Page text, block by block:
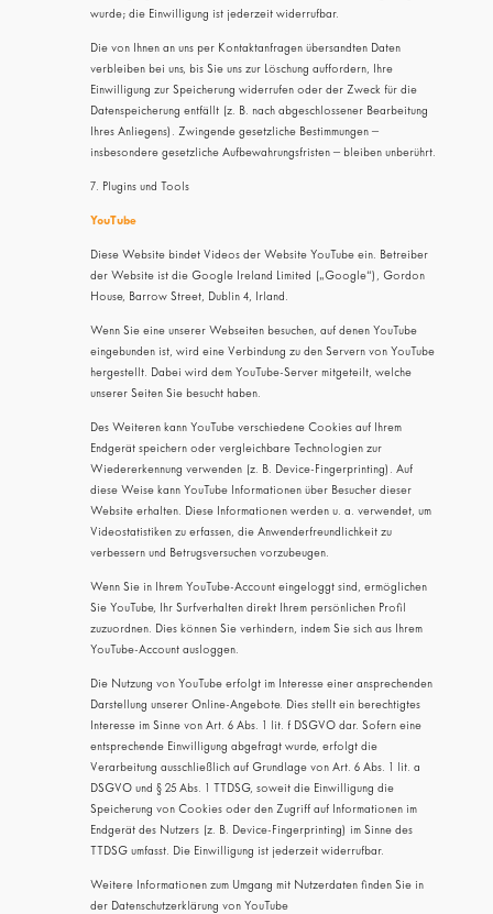
wurde; die Einwilligung ist jederzeit widerrufbar.
Die von Ihnen an uns per Kontaktanfragen übersandten Daten
verbleiben bei uns, bis Sie uns zur Löschung auffordern, Ihre
Einwilligung zur Speicherung widerrufen oder der Zweck für die
Datenspeicherung entfällt (z. B. nach abgeschlossener Bearbeitung
Ihres Anliegens). Zwingende gesetzliche Bestimmungen –
insbesondere gesetzliche Aufbewahrungsfristen – bleiben unberührt.
7. Plugins und Tools
YouTube
Diese Website bindet Videos der Website YouTube ein. Betreiber
der Website ist die Google Ireland Limited („Google“), Gordon
House, Barrow Street, Dublin 4, Irland.
Wenn Sie eine unserer Webseiten besuchen, auf denen YouTube
eingebunden ist, wird eine Verbindung zu den Servern von YouTube
hergestellt. Dabei wird dem YouTube-Server mitgeteilt, welche
unserer Seiten Sie besucht haben.
Des Weiteren kann YouTube verschiedene Cookies auf Ihrem
Endgerät speichern oder vergleichbare Technologien zur
Wiedererkennung verwenden (z. B. Device-Fingerprinting). Auf
diese Weise kann YouTube Informationen über Besucher dieser
Website erhalten. Diese Informationen werden u. a. verwendet, um
Videostatistiken zu erfassen, die Anwenderfreundlichkeit zu
verbessern und Betrugsversuchen vorzubeugen.
Wenn Sie in Ihrem YouTube-Account eingeloggt sind, ermöglichen
Sie YouTube, Ihr Surfverhalten direkt Ihrem persönlichen Profil
zuzuordnen. Dies können Sie verhindern, indem Sie sich aus Ihrem
YouTube-Account ausloggen.
Die Nutzung von YouTube erfolgt im Interesse einer ansprechenden
Darstellung unserer Online-Angebote. Dies stellt ein berechtigtes
Interesse im Sinne von Art. 6 Abs. 1 lit. f DSGVO dar. Sofern eine
entsprechende Einwilligung abgefragt wurde, erfolgt die
Verarbeitung ausschließlich auf Grundlage von Art. 6 Abs. 1 lit. a
DSGVO und § 25 Abs. 1 TTDSG, soweit die Einwilligung die
Speicherung von Cookies oder den Zugriff auf Informationen im
Endgerät des Nutzers (z. B. Device-Fingerprinting) im Sinne des
TTDSG umfasst. Die Einwilligung ist jederzeit widerrufbar.
Weitere Informationen zum Umgang mit Nutzerdaten finden Sie in
der Datenschutzerklärung von YouTube